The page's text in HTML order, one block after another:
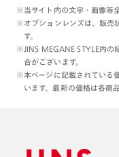
※当サイト内の文字・画像等
※オプションレンズは、販売
す。
※JINS MEGANE STYLE内の
合がございます。
※本ページに記載されている
います。最新の価格は各商